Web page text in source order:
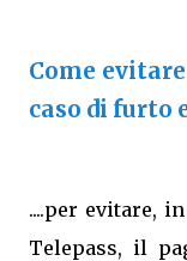
Come
caso di furto
....per evitare,
Telepass, il